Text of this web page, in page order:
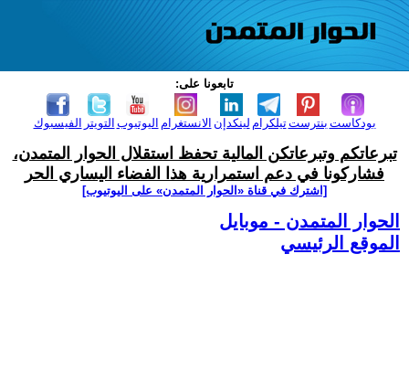
تابعونا على:
الفيسبوك التويتر اليوتيوب الانستغرام لينكدإن تيلكرامبنترست بودكاست
تبرعاتكم وتبرعاتكن المالية تحفظ استقلال الحوار المتمدن،
فشاركونا في دعم استمرارية هذا الفضاء اليساري الحر
[اشترك في قناة ‫«الحوار المتمدن» على اليوتيوب]
الحوار المتمدن - موبايل
الموقع الرئيسي